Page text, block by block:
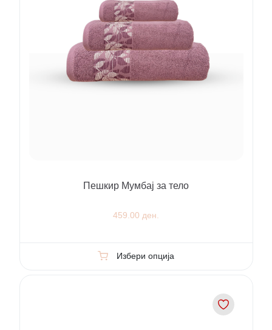
Пешкир Мумбај за тело
459.00 ден.
Избери опција